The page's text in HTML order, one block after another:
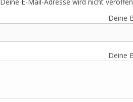
Deine E-Mail-Adresse wird nicht
Deine
Deine